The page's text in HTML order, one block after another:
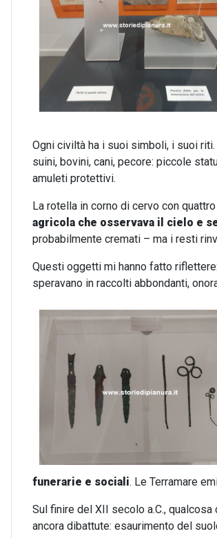
Ogni civiltà ha i suoi simboli, i suoi
suini, bovini, cani, pecore: piccole
amuleti protettivi.
La rotella in corno di cervo con
agricola che osservava il cielo e
probabilmente cremati – ma i resti
Questi oggetti mi hanno fatto riflettere:
speravano in raccolti abbondanti,
funerarie e sociali. Le Terramare
Sul finire del XII secolo a.C., qualcosa
ancora dibattute: esaurimento del